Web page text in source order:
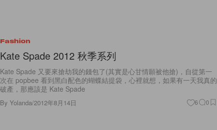
Fashion
Kate Spade 2012 秋季系列
Kate Spade 又要來搶劫我的錢包了(其實是心甘情願被他搶)，自從第一
次在 popbee 看到黑白配色的蝴蝶結提袋，心裡就想，如果有一天我真的
破產，那應該是 Kate Spade
By Yolanda/2012年8月14日 6 0